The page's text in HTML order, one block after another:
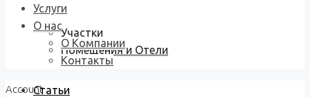
Участки
Помещения и Отели
Статьи
Услуги
О нас
О Компании
Контакты
Account